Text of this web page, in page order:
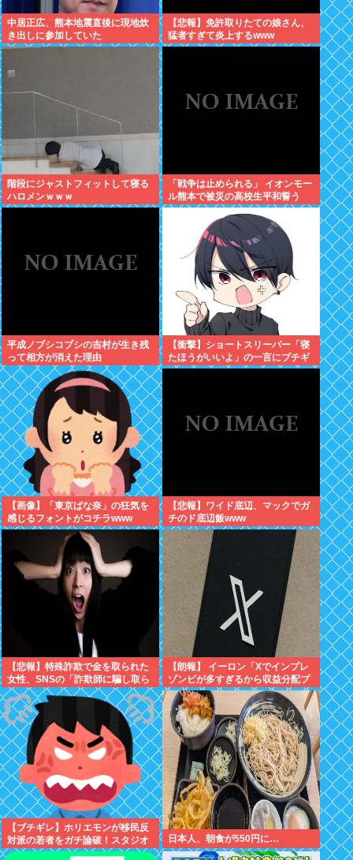
中居正広、熊本地震直後に現地炊
き出しに参加していた
【悲報】免許取りたての娘さん、
猛者すぎて炎上するwww
階段にジャストフィットして寝る
ハロメンｗｗｗ
「戦争は止められる」 イオンモー
ル熊本で被災の高校生平和誓う
平成ノブシコブシの吉村が生き残
って相方が消えた理由
【衝撃】ショートスリーパー「寝
たほうがいいよ」の一言にブチギ
レwww(※動画あり)
【画像】「東京ばな奈」の狂気を
感じるフォントがコチラwww
【悲報】ワイド底辺、マックでガ
チのド底辺飯www
【悲報】特殊詐欺で金を取られた
女性、SNSの「詐欺師に騙し取ら
れたお金、取り戻せます」」に釣
られさらに240万円失うwww
【朗報】 イーロン「Xでインプレ
ゾンビが多すぎるから収益分配プ
ログラムやめるわ」
【ブチギレ】ホリエモンが移民反
対派の若者をガチ論破！スタジオ
が凍りついた瞬間がヤバすぎる…
日本人、朝食が550円に…